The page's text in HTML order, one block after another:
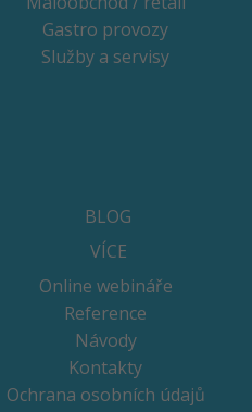
Gastro provozy
Služby a servisy
BLOG
VÍCE
Online webináře
Reference
Návody
Kontakty
Ochrana osobních údajů